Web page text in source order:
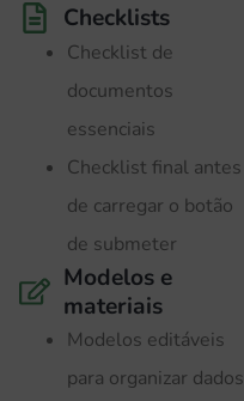
Checklists
Checklist de
documentos
essenciais
Checklist final antes
de carregar o botão
de submeter
Modelos e
materiais
Modelos editáveis
para organizar dados